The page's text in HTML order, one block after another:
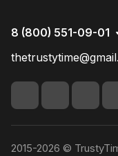
8 (800) 551-09-01
2015-2026 ©